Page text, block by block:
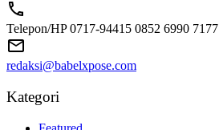
Telepon/HP 0717-94415 0852 6990 7177
redaksi@babelxpose.com
Kategori